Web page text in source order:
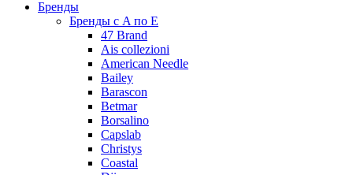
Бренды
Бренды с A по E
47 Brand
Ais collezioni
American Needle
Bailey
Barascon
Betmar
Borsalino
Capslab
Christys
Coastal